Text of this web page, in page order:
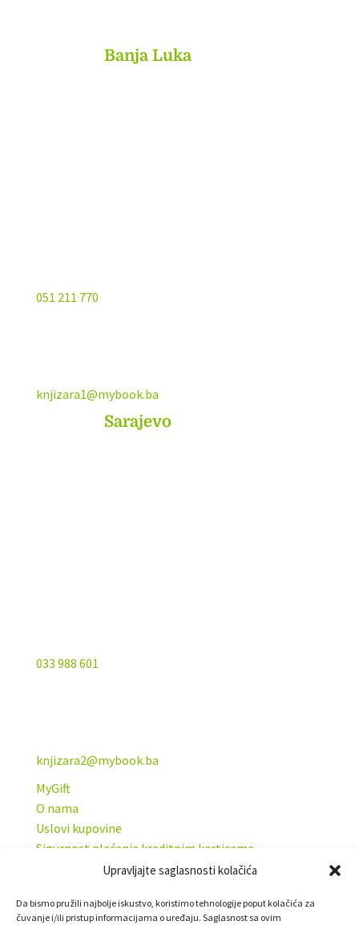
Upravljajte saglasnosti kolačića
Da bismo pružili najbolje iskustvo, koristimo tehnologije poput kolačića za
čuvanje i/ili pristup informacijama o uređaju. Saglasnost sa ovim
Banja Luka
051 211 770
knjizara1@mybook.ba
Sarajevo
033 988 601
knjizara2@mybook.ba
MyGift
O nama
Uslovi kupovine
Sigurnost plaćanja kreditnim karticama
Uslovi korišćenja
Kontakt